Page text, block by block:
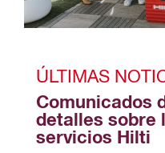
ÚLTIMAS
Comunicados
detalles sobre
servicios Hilti